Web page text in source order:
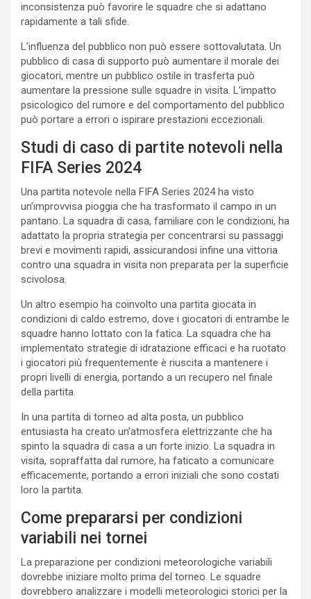
inconsistenza può favorire le squadre che si adattano
rapidamente a tali sfide.
L’influenza del pubblico non può essere sottovalutata. Un
pubblico di casa di supporto può aumentare il morale dei
giocatori, mentre un pubblico ostile in trasferta può
aumentare la pressione sulle squadre in visita. L’impatto
psicologico del rumore e del comportamento del pubblico
può portare a errori o ispirare prestazioni eccezionali.
Studi di caso di partite notevoli nella
FIFA Series 2024
Una partita notevole nella FIFA Series 2024 ha visto
un’improvvisa pioggia che ha trasformato il campo in un
pantano. La squadra di casa, familiare con le condizioni, ha
adattato la propria strategia per concentrarsi su passaggi
brevi e movimenti rapidi, assicurandosi infine una vittoria
contro una squadra in visita non preparata per la superficie
scivolosa.
Un altro esempio ha coinvolto una partita giocata in
condizioni di caldo estremo, dove i giocatori di entrambe le
squadre hanno lottato con la fatica. La squadra che ha
implementato strategie di idratazione efficaci e ha ruotato
i giocatori più frequentemente è riuscita a mantenere i
propri livelli di energia, portando a un recupero nel finale
della partita.
In una partita di torneo ad alta posta, un pubblico
entusiasta ha creato un’atmosfera elettrizzante che ha
spinto la squadra di casa a un forte inizio. La squadra in
visita, sopraffatta dal rumore, ha faticato a comunicare
efficacemente, portando a errori iniziali che sono costati
loro la partita.
Come prepararsi per condizioni
variabili nei tornei
La preparazione per condizioni meteorologiche variabili
dovrebbe iniziare molto prima del torneo. Le squadre
dovrebbero analizzare i modelli meteorologici storici per la